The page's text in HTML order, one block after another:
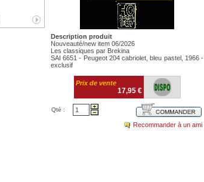
Description produit
Nouveauté/new item 06/2026
Les classiques par Brekina
SAI 6651 - Peugeot 204 cabriolet, bleu pastel, 1966 -
exclusif
Prix de vente
17,95 €
Qté :
Recommander à un ami